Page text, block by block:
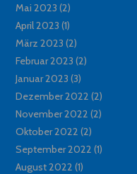
Mai 2023 (2)
April 2023 (1)
März 2023 (2)
Februar 2023 (2)
Januar 2023 (3)
Dezember 2022 (2)
November 2022 (2)
Oktober 2022 (2)
September 2022 (1)
August 2022 (1)